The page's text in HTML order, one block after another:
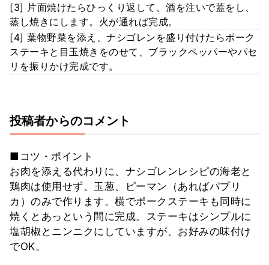
[3] 片面焼けたらひっくり返して、酒を注いで蓋をし、
蒸し焼きにします。火が通れば完成。
[4] 葉物野菜を添え、ナシゴレンを盛り付けたらポーク
ステーキと目玉焼きをのせて、ブラックペッパーやパセ
リを振りかけ完成です。
投稿者からのコメント
■コツ・ポイント
お肉を添える代わりに、ナシゴレンレシピの海老と
鶏肉は使用せず、玉葱、ピーマン（あればパプリ
カ）のみで作ります。横でポークステーキも同時に
焼くとあっという間に完成。ステーキはシンプルに
塩胡椒とニンニクにしていますが、お好みの味付け
でOK。